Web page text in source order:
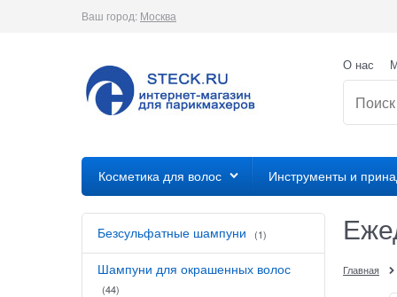
Ваш город: Москва
О нас
Косметика для волос Инструменты и
Безсульфатные шампуни (1)
Шампуни для окрашенных волос
(44)
Главная